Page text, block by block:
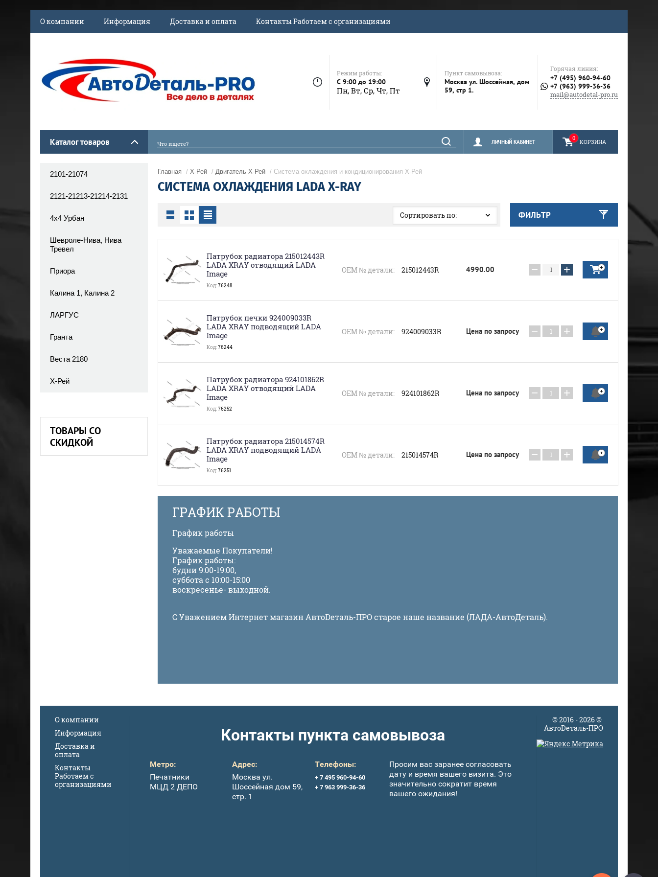
О компании Информация Доставка и оплата Контакты Работаем с организациями
Режим работы:
C 9:00 до 19:00
Пн, Вт, Ср, Чт, Пт
Пункт самовывоза:
Москва ул. Шоссейная, дом
59, стр 1.
Горячая линия:
+7 (495) 960-94-60
+7 (963) 999-36-36
mail@autodetal-pro.ru
Каталог товаров КОРЗИНА
0
ЛИЧНЫЙ КАБИНЕТ
2101-21074
2121-21213-21214-2131
4x4 Урбан
Шевроле-Нива, Нива
Тревел
Приора
Калина 1, Калина 2
ЛАРГУС
Гранта
Веста 2180
Х-Рей
ТОВАРЫ СО
СКИДКОЙ
Главная / Х-Рей / Двигатель Х-Рей / Система охлаждения и кондиционирования Х-Рей
СИСТЕМА ОХЛАЖДЕНИЯ LADA X-RAY
Сортировать по: ФИЛЬТР
Патрубок радиатора 215012443R
LADA XRAY отводящий LADA
Image
Код:76248
ОЕМ № детали: 215012443R 4990.00 − +
Патрубок печки 924009033R
LADA XRAY подводящий LADA
Image
Код:76244
ОЕМ № детали: 924009033R Цена по запросу − +
Патрубок радиатора 924101862R
LADA XRAY отводящий LADA
Image
Код:76252
ОЕМ № детали: 924101862R Цена по запросу − +
Патрубок радиатора 215014574R
LADA XRAY подводящий LADA
Image
Код:76251
ОЕМ № детали: 215014574R Цена по запросу − +
ГРАФИК РАБОТЫ
График работы
Уважаемые Покупатели!
График работы:
будни 9:00-19:00,
суббота с 10:00-15:00
воскресенье- выходной.
С Уважением Интернет магазин АвтоDеталь-ПРО старое наше название (ЛАДА-АвтоДеталь).
О компании
Информация
Доставка и
оплата
Контакты
Работаем с
организациями
Контакты пункта самовывоза
Метро:
Печатники
МЦД 2 ДЕПО
Адрес:
Москва ул.
Шоссейная дом 59,
стр. 1
Телефоны:
+ 7 495 960-94-60
+ 7 963 999-36-36
Просим вас заранее согласовать
дату и время вашего визита. Это
значительно сократит время
вашего ожидания!
© 2016 - 2026 ©
АвтоDеталь-ПРО